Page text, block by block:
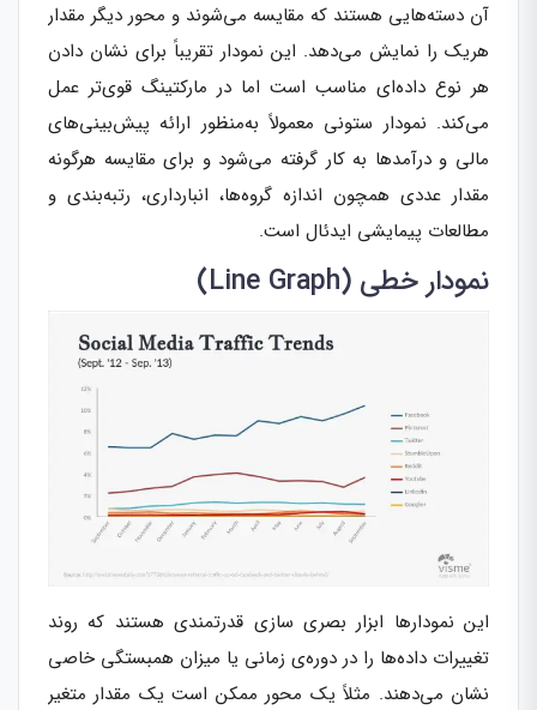
آن دسته‌هایی هستند که مقایسه می‌شوند و محور دیگر مقدار
هریک را نمایش می‌دهد. این نمودار تقریباً برای نشان دادن
هر نوع داده‌ای مناسب است اما در مارکتینگ قوی‌تر عمل
می‌کند. نمودار ستونی معمولاً به‌منظور ارائه پیش‌بینی‌های
مالی و درآمدها به کار گرفته می‌شود و برای مقایسه هرگونه
مقدار عددی همچون اندازه گروه‌ها، انبارداری، رتبه‌بندی و
مطالعات پیمایشی ایدئال است.
نمودار خطی (Line Graph)
این نمودارها ابزار بصری سازی قدرتمندی هستند که روند
تغییرات داده‌ها را در دوره‌ی زمانی یا میزان همبستگی خاصی
نشان می‌دهند. مثلاً یک محور ممکن است یک مقدار متغیر